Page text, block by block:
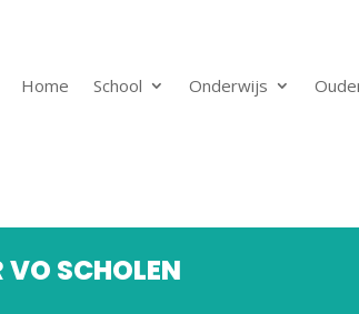
Home School Onderwijs
SCHOLEN